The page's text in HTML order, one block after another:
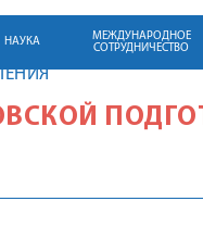
НАУКА
МЕЖДУНАРОДНОЕ
СОТРУДНИЧЕСТВО